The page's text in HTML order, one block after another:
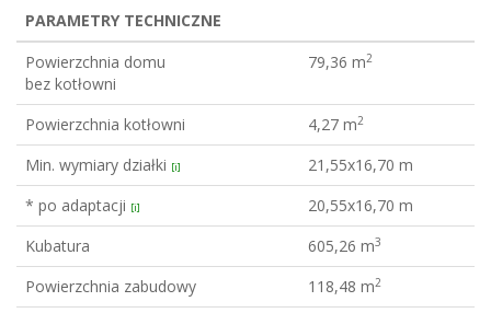
PARAMETRY TECHNICZNE
Powierzchnia domu
bez kotłowni
79,36 m2
Powierzchnia kotłowni 4,27 m2
Min. wymiary działki [i]
21,55x16,70 m
* po adaptacji [i]
20,55x16,70 m
Kubatura
605,26 m3
Powierzchnia zabudowy 118,48 m2